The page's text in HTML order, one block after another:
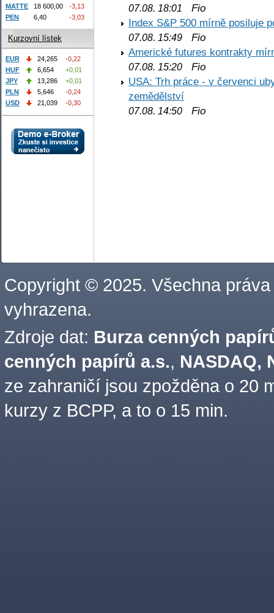
07.08. 18:01
Fio
Index S&P 500 mírně posiluje
07.08. 15:49 Fio
Americké futures kontrakty
07.08. 15:20 Fio
USA: Trh práce - v červenci
zemědělství
07.08. 14:50 Fio
MATTE
18 600,00
-3,13
PEN
6,40 -3,03
Kurzovní lístek
EUR 24,265
-0,22
HUF
6,654
+0,01
JPY
13,286
+0,01
PLN
5,646
-0,24
USD
21,039 -0,30
Copyright © 2025. Všechna práva
vyhrazena.
Zdroje dat: Burza cenných
cenných papírů a.s., NASDAQ,
ze zahraničí jsou zpožděna o 20
kurzy z BCPP, a to o 15 min.